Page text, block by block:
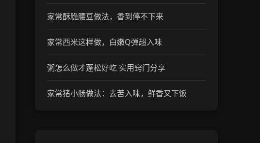
家常酥脆腰豆做法，香到停不下来
家常西米这样做，白嫩Q弹超入味
粥怎么做才蓬松好吃 实用窍门分享
家常猪小肠做法：去苦入味，鲜香又下饭